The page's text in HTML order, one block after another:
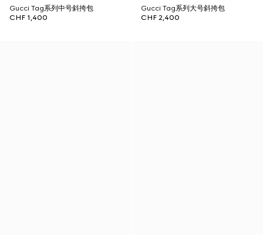
Gucci Tag系列中号斜挎包
CHF 1,400
Gucci Tag系列大号斜挎包
CHF 2,400